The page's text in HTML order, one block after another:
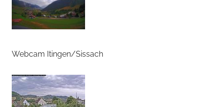
Webcam Itingen/Sissach